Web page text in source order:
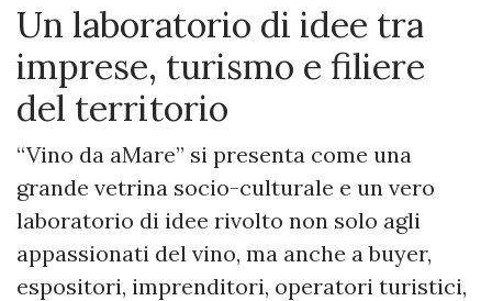
Un laboratorio di idee tra
imprese, turismo e filiere
del territorio
“Vino da aMare” si presenta come una
grande vetrina socio-culturale e un vero
laboratorio di idee rivolto non solo agli
appassionati del vino, ma anche a buyer,
espositori, imprenditori, operatori turistici,